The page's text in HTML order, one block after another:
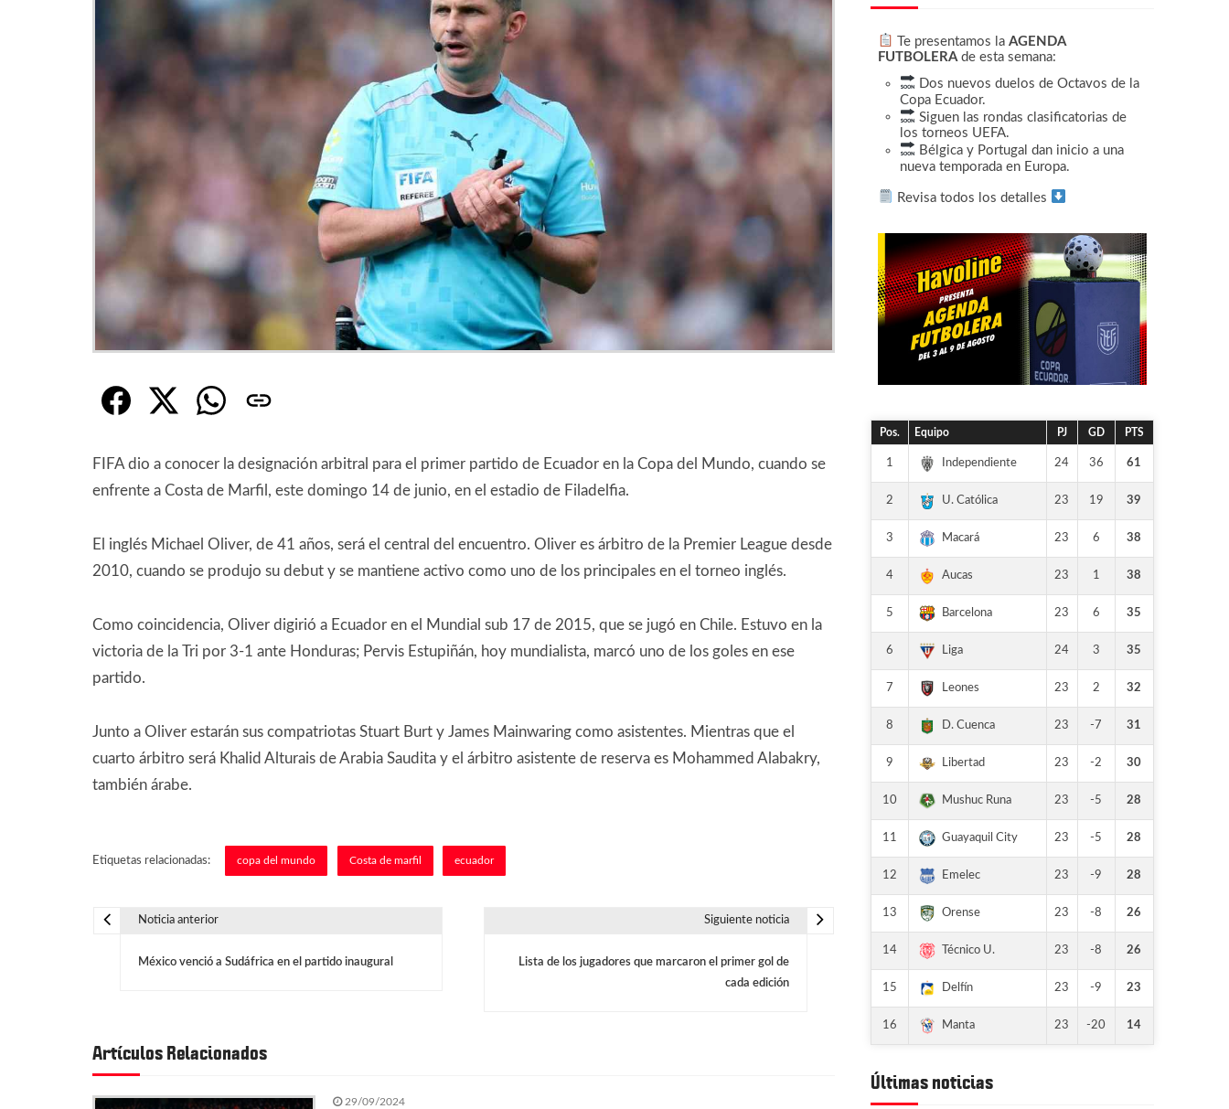
FIFA dio a conocer la designación arbitral para el primer partido de Ecuador en la Copa del Mundo, cuando se
enfrente a Costa de Marfil, este domingo 14 de junio, en el estadio de Filadelfia.
El inglés Michael Oliver, de 41 años, será el central del encuentro. Oliver es árbitro de la Premier League desde
2010, cuando se produjo su debut y se mantiene activo como uno de los principales en el torneo inglés.
Como coincidencia, Oliver digirió a Ecuador en el Mundial sub 17 de 2015, que se jugó en Chile. Estuvo en la
victoria de la Tri por 3-1 ante Honduras; Pervis Estupiñán, hoy mundialista, marcó uno de los goles en ese
partido.
Junto a Oliver estarán sus compatriotas Stuart Burt y James Mainwaring como asistentes. Mientras que el
cuarto árbitro será Khalid Alturais de Arabia Saudita y el árbitro asistente de reserva es Mohammed Alabakry,
también árabe.
Etiquetas relacionadas: copa del mundo Costa de marfil ecuador
e
Noticia anterior
México venció a Sudáfrica en el partido inaugural
Siguiente noticia
Lista de los jugadores que marcaron el primer gol de
cada edición
Artículos Relacionados
29/09/2024
Te presentamos la AGENDA
FUTBOLERAde esta semana:
Dos nuevos duelos de Octavos de la
Copa Ecuador.
Siguen las rondas clasificatorias de
los torneos UEFA.
Bélgica y Portugal dan inicio a una
nueva temporada en Europa.
Revisa todos los detalles
Pos. Equipo PJ GD PTS
1 Independiente 24 36 61
2 U. Católica 23 19 39
3 Macará 23 6 38
4 Aucas 23 1 38
5 Barcelona 23 6 35
6 Liga 24 3 35
7 Leones 23 2 32
8 D. Cuenca 23 -7 31
9 Libertad 23 -2 30
10 Mushuc Runa 23 -5 28
11 Guayaquil City 23 -5 28
12 Emelec 23 -9 28
13 Orense 23 -8 26
14 Técnico U. 23 -8 26
15 Delfín 23 -9 23
16 Manta 23 -20 14
Últimas noticias